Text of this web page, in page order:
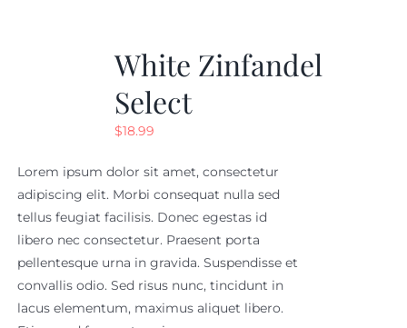
White Zinfandel
Select
$18.99
Lorem ipsum dolor sit amet, consectetur
adipiscing elit. Morbi consequat nulla sed
tellus feugiat facilisis. Donec egestas id
libero nec consectetur. Praesent porta
pellentesque urna in gravida. Suspendisse et
convallis odio. Sed risus nunc, tincidunt in
lacus elementum, maximus aliquet libero.